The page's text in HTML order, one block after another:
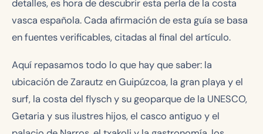
detalles, es hora de descubrir esta perla de la costa
vasca española. Cada afirmación de esta guía se basa
en fuentes verificables, citadas al final del artículo.
Aquí repasamos todo lo que hay que saber: la
ubicación de Zarautz en Guipúzcoa, la gran playa y el
surf, la costa del flysch y su geoparque de la UNESCO,
Getaria y sus ilustres hijos, el casco antiguo y el